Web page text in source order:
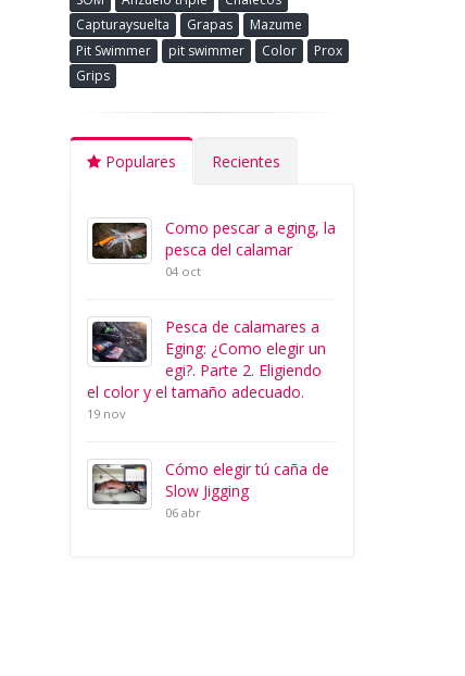
Capturaysuelta
Grapas
Mazume
Pit Swimmer
pit swimmer Color
Prox
Grips
Populares Recientes
Como pescar a eging, la
pesca del calamar
04 oct
Pesca de calamares a
Eging: ¿Como elegir un
egi?. Parte 2. Eligiendo
el color y el tamaño adecuado.
19 nov
Cómo elegir tú caña de
Slow Jigging
06 abr